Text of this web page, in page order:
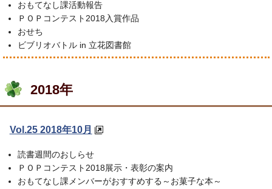
おもてなし課活動報告
ＰＯＰコンテスト2018入賞作品
おせち
ビブリオバトル in 立花図書館
2018年
Vol.25 2018年10月
読書週間のおしらせ
ＰＯＰコンテスト2018展示・表彰の案内
おもてなし課メンバーがおすすめする～お菓子な本～